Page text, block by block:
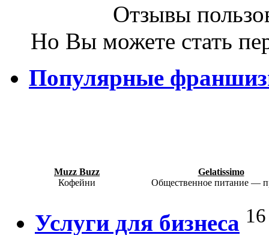
Отзывы
Но Вы можете стать
Популярные
Muzz Buzz
Кофейни
Gelatissimo
Общественное питание —
Услуги для бизнеса 16